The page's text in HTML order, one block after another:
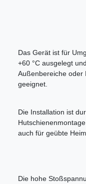
Das Gerät ist für
+60 °C ausgelegt
Außenbereiche oder
geeignet.
Die Installation ist
auch für geübte
Die hohe